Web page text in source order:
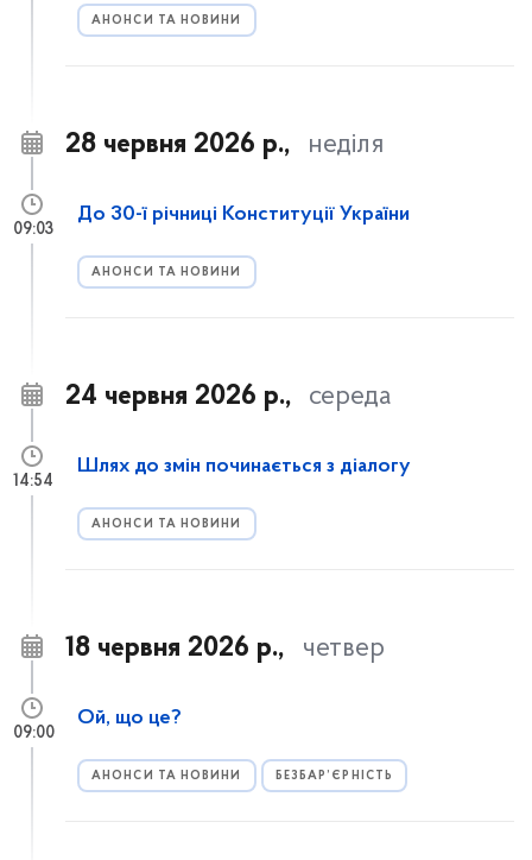
АНОНСИ ТА НОВИНИ
28 червня 2026 р., неділя
До 30-ї річниці Конституції України
АНОНСИ ТА НОВИНИ
09:03
24 червня 2026 р., середа
Шлях до змін починається з діалогу
АНОНСИ ТА НОВИНИ
14:54
18 червня 2026 р., четвер
Ой, що це?
АНОНСИ ТА НОВИНИ БЕЗБАР’ЄРНІСТЬ
09:00